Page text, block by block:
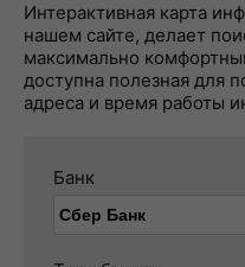
Интерактивная карта
нашем сайте, делает
максимально
доступна полезная для
адреса и время работы
Банк